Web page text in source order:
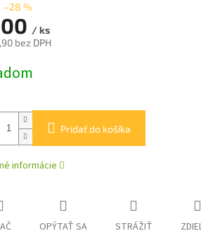
–28 %
/ ks
bez DPH
Pridať do košíka
informácie
OPÝTAŤ SA STRÁŽIŤ